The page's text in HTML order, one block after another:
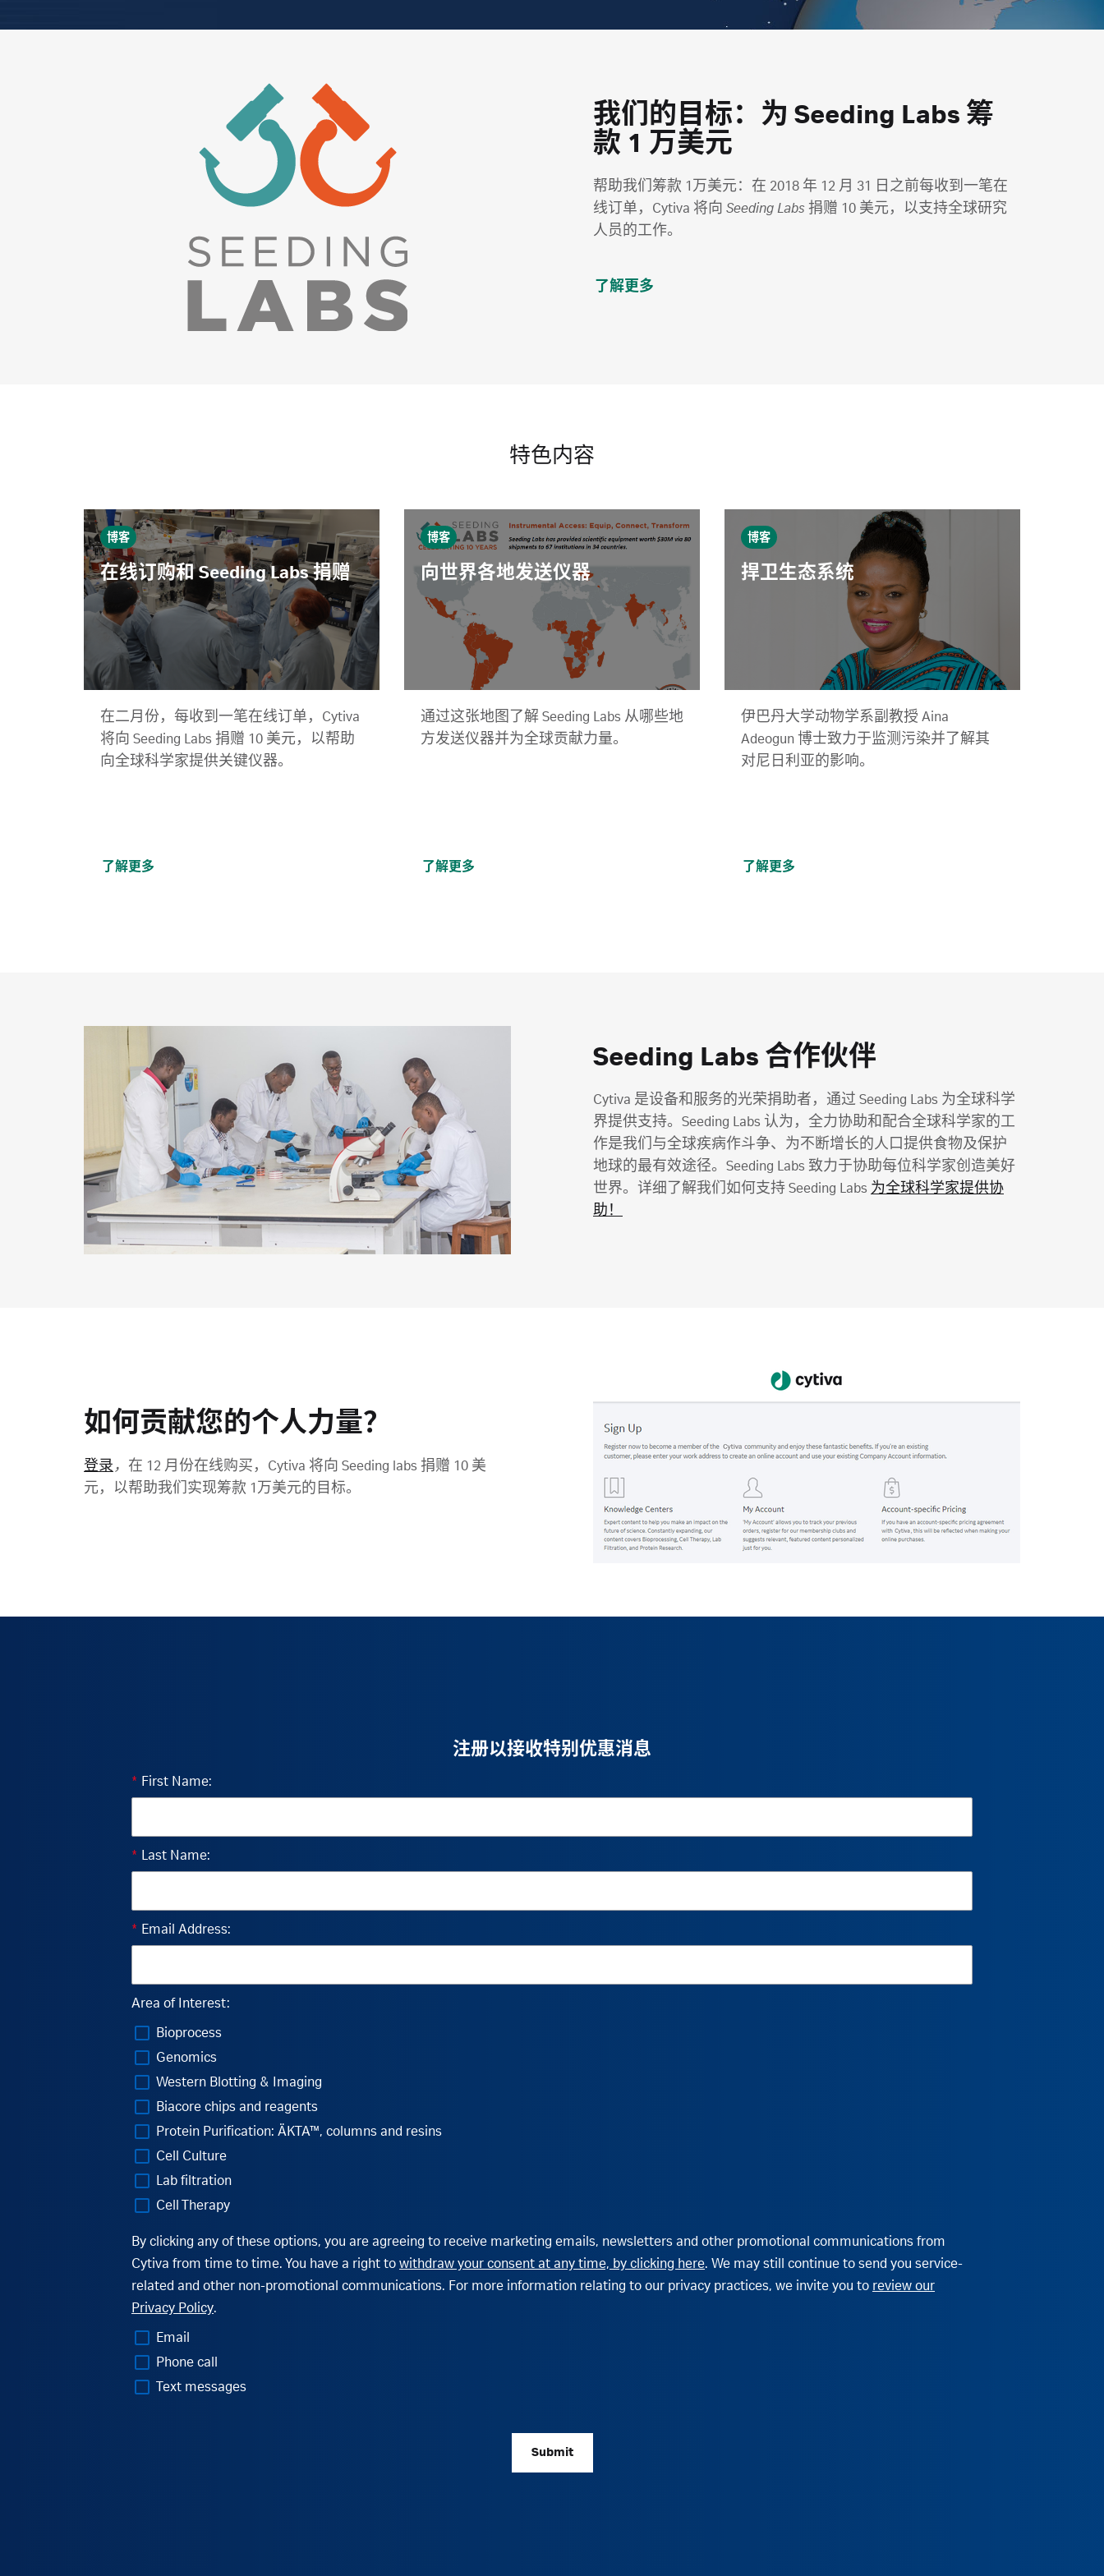
我们的目标：为 Seeding Labs 筹
款 1 万美元
帮助我们筹款 1万美元：在 2018 年 12 月 31 日之前每收到一笔在
线订单，Cytiva 将向 Seeding Labs 捐赠 10 美元，以支持全球研究
人员的工作。
了解更多
特色内容
博客
在线订购和 Seeding Labs 捐赠
在二月份，每收到一笔在线订单，Cytiva
将向 Seeding Labs 捐赠 10 美元，以帮助
向全球科学家提供关键仪器。
了解更多
博客
向世界各地发送仪器
通过这张地图了解 Seeding Labs 从哪些地
方发送仪器并为全球贡献力量。
了解更多
博客
捍卫生态系统
伊巴丹大学动物学系副教授 Aina
Adeogun 博士致力于监测污染并了解其
对尼日利亚的影响。
了解更多
Seeding Labs 合作伙伴
Cytiva 是设备和服务的光荣捐助者，通过 Seeding Labs 为全球科学
界提供支持。Seeding Labs 认为，全力协助和配合全球科学家的工
作是我们与全球疾病作斗争、为不断增长的人口提供食物及保护
地球的最有效途径。Seeding Labs 致力于协助每位科学家创造美好
世界。详细了解我们如何支持 Seeding Labs 为全球科学家提供协
助！
如何贡献您的个人力量？
登录 ， 在 12 月份在线购买，Cytiva 将向 Seeding labs 捐赠 10 美
元，以帮助我们实现筹款 1万美元的目标。
注册以接收特别优惠消息
* First Name:
* Last Name:
* Email Address:
Area of Interest:
Bioprocess
Genomics
Western Blotting & Imaging
Biacore chips and reagents
Protein Purification: ÄKTA™, columns and resins
Cell Culture
Lab filtration
Cell Therapy
By clicking any of these options, you are agreeing to receive marketing emails, newsletters and other promotional communications from
Cytiva from time to time. You have a right to withdraw your consent at any time, by clicking here. We may still continue to send you service-
related and other non-promotional communications. For more information relating to our privacy practices, we invite you to review our
Privacy Policy.
Email
Phone call
Text messages
Submit